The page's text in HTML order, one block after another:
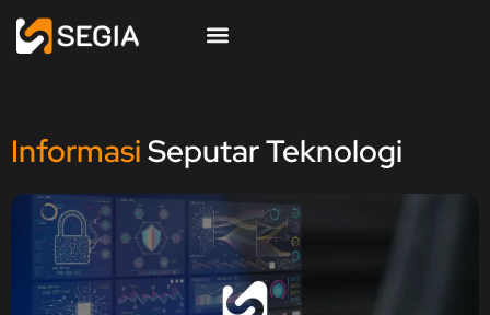
InformasiSeputar Teknologi